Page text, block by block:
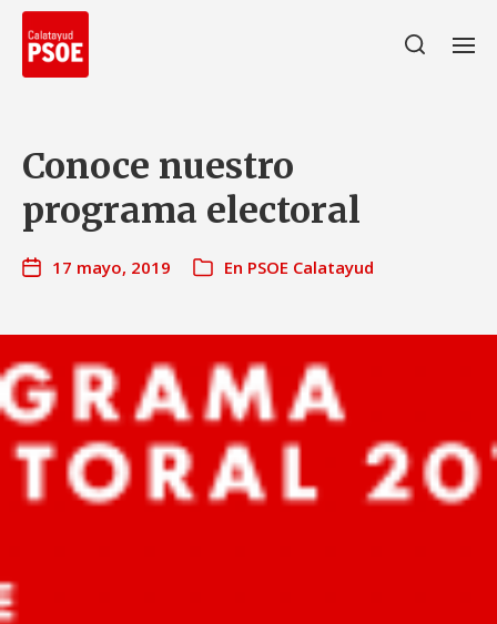
Conoce nuestro
programa electoral
17 mayo, 2019 En PSOE Calatayud